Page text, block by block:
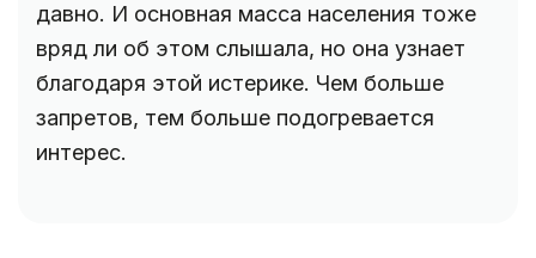
давно. И основная масса населения тоже
вряд ли об этом слышала, но она узнает
благодаря этой истерике. Чем больше
запретов, тем больше подогревается
интерес.